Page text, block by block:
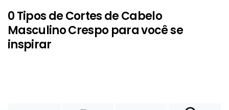
0 Tipos de Cortes de Cabelo
Masculino Crespo para você se
inspirar